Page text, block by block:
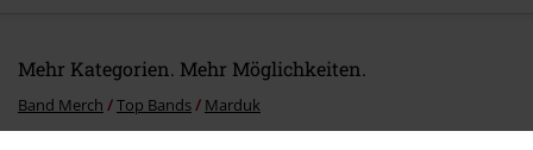
Mehr Kategorien. Mehr Möglichkeiten.
Band Merch Top Bands Marduk